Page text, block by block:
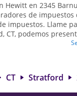
Hewitt en 2345
de
impuestos. Llame
CT, podemos
Obtenga
servicios de
Barnum
atención al
CT Stratford